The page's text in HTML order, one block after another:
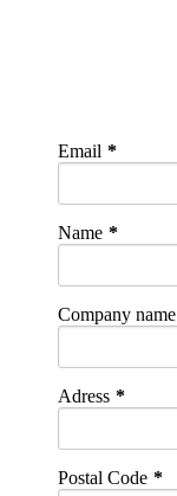
Email
Name
Company name
Adress
Postal Code